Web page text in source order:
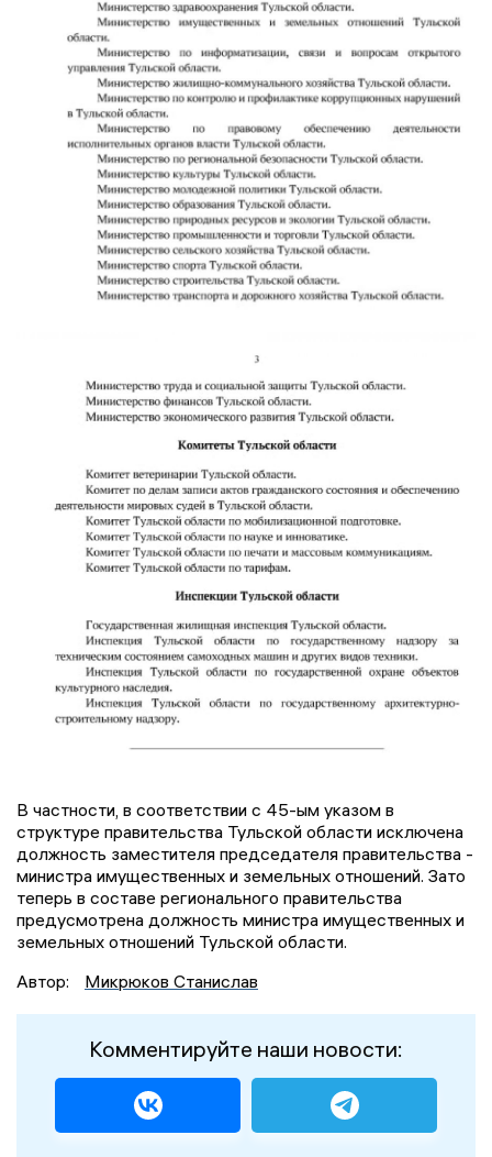
В частности, в соответствии с 45-ым указом в
структуре правительства Тульской области исключена
должность заместителя председателя правительства -
министра имущественных и земельных отношений. Зато
теперь в составе регионального правительства
предусмотрена должность министра имущественных и
земельных отношений Тульской области.
Автор:
Микрюков Станислав
Комментируйте наши новости: